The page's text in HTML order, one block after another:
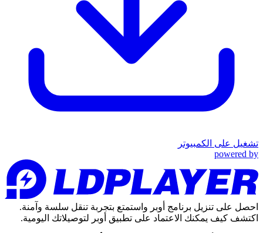
تشغيل على الكمبيوتر
powered by
احصل على تنزيل برنامج أوبر واستمتع بتجربة تنقل سلسة وآمنة.
اكتشف كيف يمكنك الاعتماد على تطبيق أوبر لتوصيلاتك اليومية.